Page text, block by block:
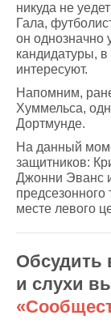
никуда не
Гала,
он однозначно
кандидатуры,
интересуют.
Напомним,
Хуммельса,
Дортмунде.
На данный
защитников:
Джонни Эванс
предсезонного
месте левого
Обсудить
и слухи